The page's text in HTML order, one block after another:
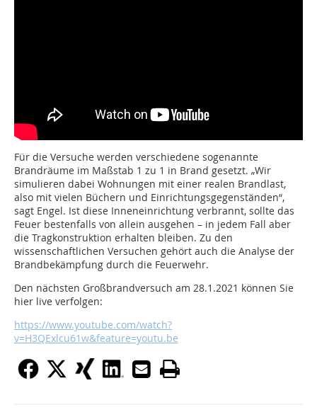
Für die Versuche werden verschiedene sogenannte
Brandräume im Maßstab 1 zu 1 in Brand gesetzt. „Wir
simulieren dabei Wohnungen mit einer realen Brandlast,
also mit vielen Büchern und Einrichtungsgegenständen“,
sagt Engel. Ist diese Inneneinrichtung verbrannt, sollte das
Feuer bestenfalls von allein ausgehen – in jedem Fall aber
die Tragkonstruktion erhalten bleiben. Zu den
wissenschaftlichen Versuchen gehört auch die Analyse der
Brandbekämpfung durch die Feuerwehr.
Den nächsten Großbrandversuch am 28.1.2021 können Sie
hier live verfolgen:
https://www.youtube.com/watch?
v=H3QExlcu61w&feature=youtu.be